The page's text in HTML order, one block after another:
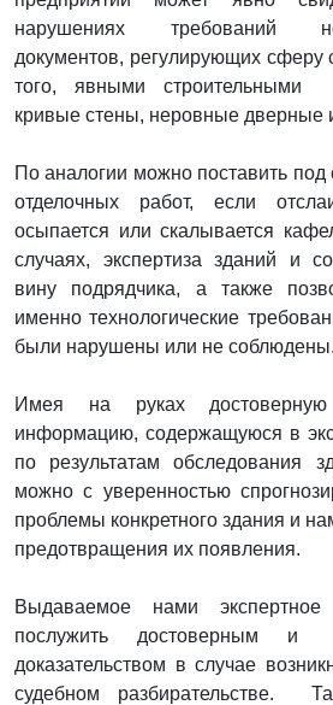
нарушениях требований
документов, регулирующих сферу
того, явными строительными
кривые стены, неровные дверные
По аналогии можно поставить
отделочных работ, если
осыпается или скалывается
случаях, экспертиза зданий и
вину подрядчика, а также
именно технологические
были нарушены или не соблюдены.
Имея на руках
информацию, содержащуюся в
по результатам обследования
можно с уверенностью
проблемы конкретного здания и
предотвращения их появления.
Выдаваемое нами
послужить достоверным
доказательством в случае
судебном разбирательстве.